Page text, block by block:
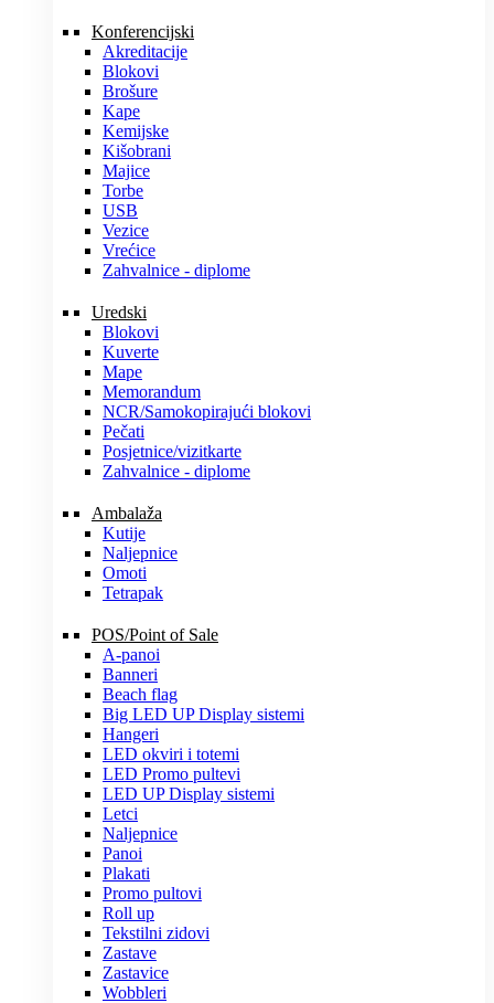
Konferencijski
Akreditacije
Blokovi
Brošure
Kape
Kemijske
Kišobrani
Majice
Torbe
USB
Vezice
Vrećice
Zahvalnice - diplome
Uredski
Blokovi
Kuverte
Mape
Memorandum
NCR/Samokopirajući blokovi
Pečati
Posjetnice/vizitkarte
Zahvalnice - diplome
Ambalaža
Kutije
Naljepnice
Omoti
Tetrapak
POS/Point of Sale
A-panoi
Banneri
Beach flag
Big LED UP Display sistemi
Hangeri
LED okviri i totemi
LED Promo pultevi
LED UP Display sistemi
Letci
Naljepnice
Panoi
Plakati
Promo pultovi
Roll up
Tekstilni zidovi
Zastave
Zastavice
Wobbleri